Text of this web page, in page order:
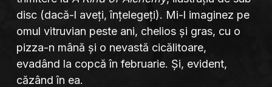
disc (dacă-l aveți, înțelegeți). Mi-l imaginez pe
omul vitruvian peste ani, chelios și gras, cu o
pizza-n mână și o nevastă cicălitoare,
evadând la copcă în februarie. Și, evident,
căzând în ea.